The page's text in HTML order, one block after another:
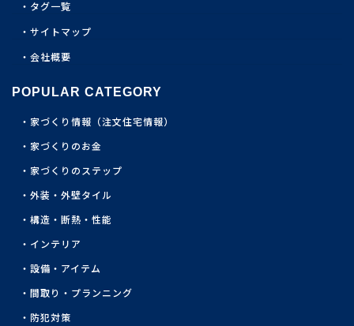
タグ一覧
サイトマップ
会社概要
POPULAR CATEGORY
家づくり情報（注文住宅情報）
家づくりのお金
家づくりのステップ
外装・外壁タイル
構造・断熱・性能
インテリア
設備・アイテム
間取り・プランニング
防犯対策